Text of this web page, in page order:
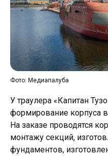
Фото: Медиапалуба
У траулера «Капитан
формирование корпуса
На заказе проводятся
монтажу секций,
фундаментов,